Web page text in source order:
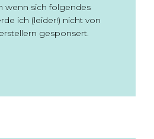
wenn sich folgendes
ich (leider!) nicht von
gesponsert.